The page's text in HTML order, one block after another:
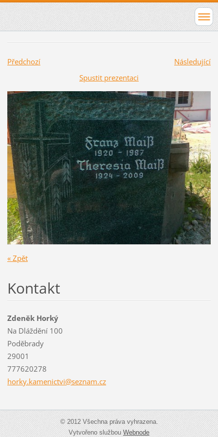
Předchozí
Následující
Spustit prezentaci
« Zpět
Kontakt
Zdeněk Horký
Na Dláždění 100
Poděbrady
29001
777620278
horky.kamenictvi@seznam.cz
© 2012 Všechna práva vyhrazena.
Vytvořeno službouWebnode